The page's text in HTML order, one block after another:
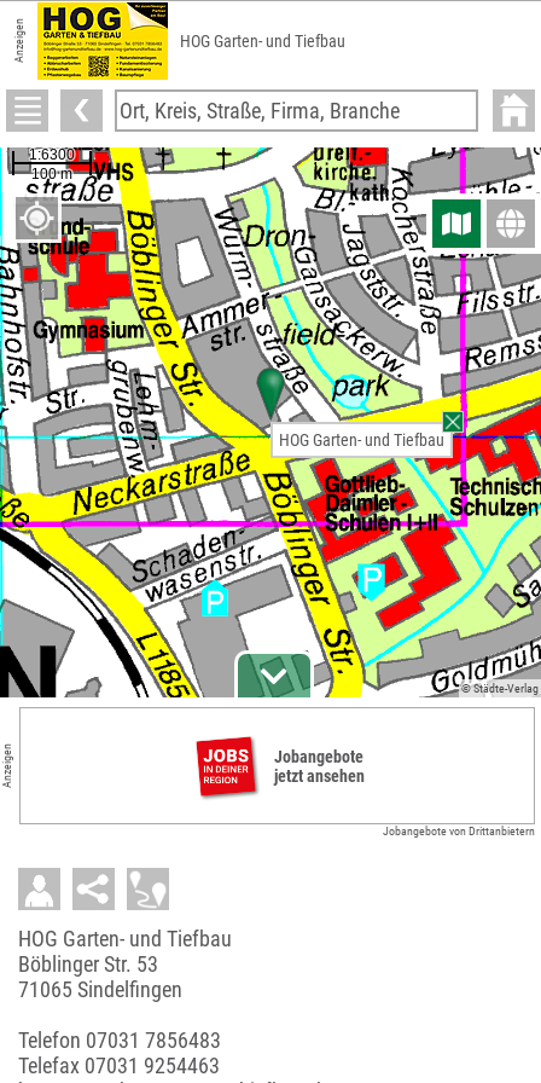
Anzeigen HOG Garten- und Tiefbau
© Städte-Verlag
HOG Garten- und Tiefbau
Anzeigen
Jobangebote
jetzt ansehen
Jobangebote von Drittanbietern
HOG Garten- und Tiefbau
Böblinger Str. 53
71065 Sindelfingen
Telefon 07031 7856483
Telefax 07031 9254463